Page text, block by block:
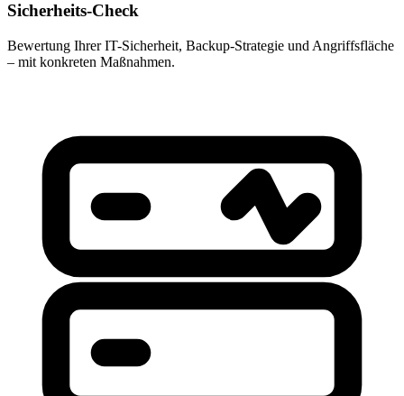
Sicherheits-Check
Bewertung Ihrer IT-Sicherheit, Backup-Strategie und Angriffsfläche
– mit konkreten Maßnahmen.